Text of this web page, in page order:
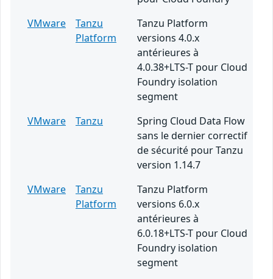
VMware
Tanzu
Platform
Tanzu Platform
versions 4.0.x
antérieures à
4.0.38+LTS-T pour Cloud
Foundry isolation
segment
VMware
Tanzu
Spring Cloud Data Flow
sans le dernier correctif
de sécurité pour Tanzu
version 1.14.7
VMware
Tanzu
Platform
Tanzu Platform
versions 6.0.x
antérieures à
6.0.18+LTS-T pour Cloud
Foundry isolation
segment